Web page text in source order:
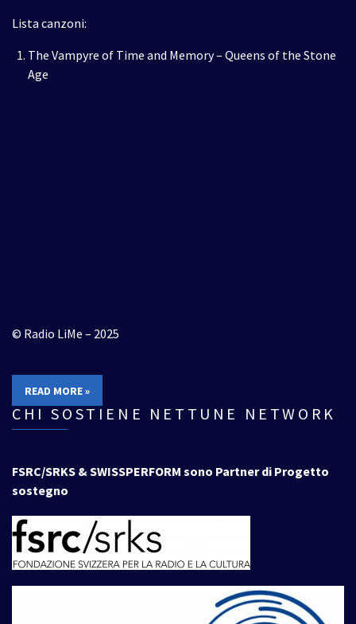
Lista canzoni:
The Vampyre of Time and Memory – Queens of the Stone
Age
© Radio LiMe – 2025
READ MORE »
CHI SOSTIENE NETTUNE NETWORK
FSRC/SRKS & SWISSPERFORM sono Partner di Progetto
sostegno